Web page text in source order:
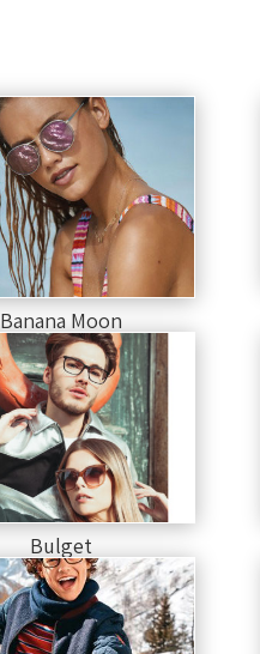
Banana Moon
Bulget